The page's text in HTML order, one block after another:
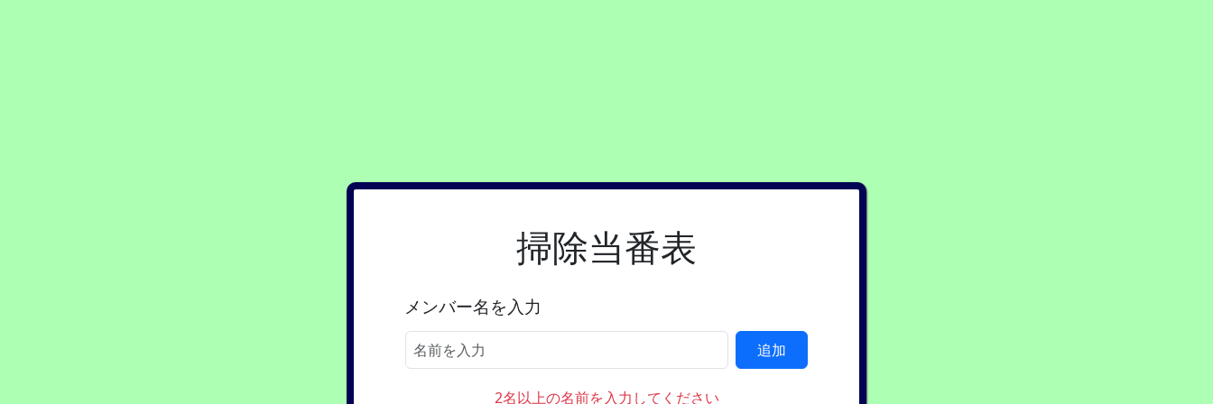
掃除当番表
メンバー名を入力
追加
2名以上の名前を入力してください